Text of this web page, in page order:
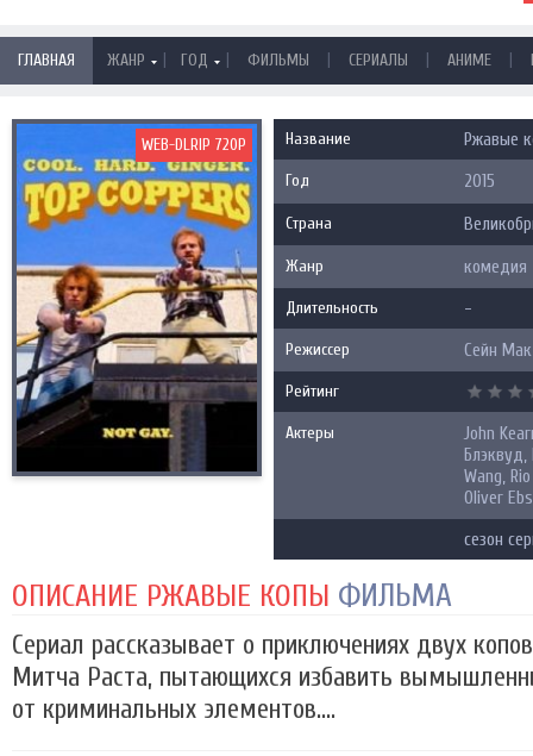
ГЛАВНАЯ ЖАНР | ГОД | ФИЛЬМЫ | СЕРИАЛЫ | АНИМЕ |
WEB-DLRIP 720P Название Ржавые
Год 2015
Страна
Жанр комедия
Длительность -
Режиссер Сейн
Рейтинг
Актеры
John
Блэквуд,
Wang,
Oliver
сезон
ОПИСАНИЕ РЖАВЫЕ КОПЫ ФИЛЬМА
Сериал рассказывает о приключениях двух
Митча Раста, пытающихся избавить
от криминальных элементов....